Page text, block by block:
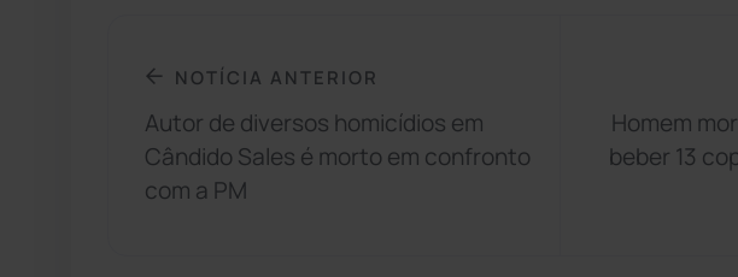
NOTÍCIA ANTERIOR
Autor de diversos homicídios em
Cândido Sales é morto em confronto
com a PM
Homem
beber 13